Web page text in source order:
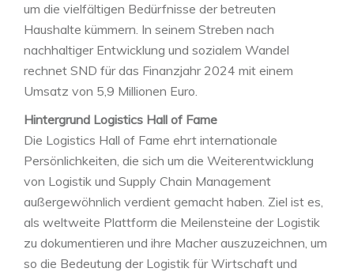
um die vielfältigen Bedürfnisse der betreuten
Haushalte kümmern. In seinem Streben nach
nachhaltiger Entwicklung und sozialem Wandel
rechnet SND für das Finanzjahr 2024 mit einem
Umsatz von 5,9 Millionen Euro.
Hintergrund Logistics Hall of Fame
Die Logistics Hall of Fame ehrt internationale
Persönlichkeiten, die sich um die Weiterentwicklung
von Logistik und Supply Chain Management
außergewöhnlich verdient gemacht haben. Ziel ist es,
als weltweite Plattform die Meilensteine der Logistik
zu dokumentieren und ihre Macher auszuzeichnen, um
so die Bedeutung der Logistik für Wirtschaft und